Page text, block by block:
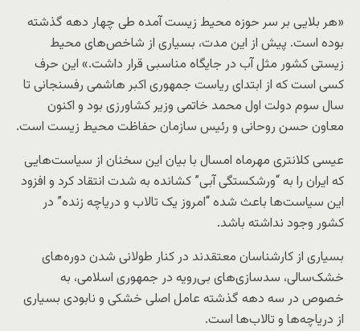
«هر بلایی بر سر حوزه محیط زیست آمده طی چهار دهه گذشته
بوده است. پیش از این مدت، بسیاری از شاخص‌های محیط
زیستی کشور مثل آب در جایگاه مناسبی قرار داشت.» این حرف
کسی است که از ابتدای ریاست جمهوری اکبر هاشمی رفسنجانی تا
سال سوم دولت اول محمد خاتمی وزیر کشاورزی بود و اکنون
معاون حسن روحانی و رئیس سازمان حفاظت محیط زیست است.
عیسی کلانتری مهرماه امسال با بیان این سخنان از سیاست‌هایی
که ایران را به “ورشکستگی آبی” کشانده به شدت انتقاد کرد و افزود
این سیاست‌ها باعث شده “امروز یک تالاب و دریاچه زنده” در
کشور وجود نداشته باشد.
بسیاری از کارشناسان معتقدند در کنار طولانی شدن دوره‌های
خشک‌سالی، سدسازی‌های بی‌رویه در جمهوری اسلامی، به
خصوص در سه دهه گذشته عامل اصلی خشکی و نابودی بسیاری
از دریاچه‌ها و تالاب‌ها است.